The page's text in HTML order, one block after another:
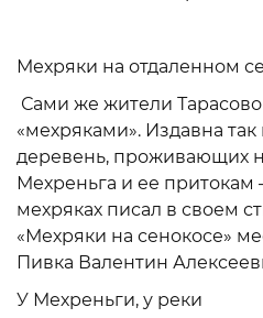
Мехряки на отдаленном
Сами же жители
«мехряками». Издавна
деревень, проживающих
Мехреньга и ее
мехряках писал в своем
«Мехряки на сенокосе»
Пивка Валентин
У Мехреньги, у реки